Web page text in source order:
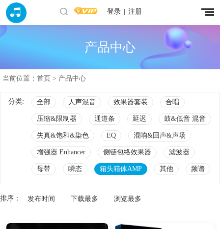
登录 注册
产品中心
当前位置： 首页 > 产品中心
分类: 全部 人声混音 效果器套装 合唱
压缩&限制器 通道条 延迟 鼓&低音 混音
失真&饱和&染色 EQ 混响&回声&声场
增强器 Enhancer 侧链包络效果器 滤波器
母带 瞬态 箱头箱体AMP 其他 频谱
排序： 发布时间 下载最多 浏览最多